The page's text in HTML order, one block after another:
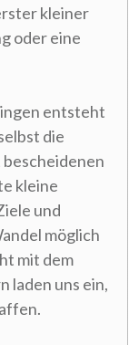
kleiner
oder eine
entsteht
die
kleine
und
möglich
mit dem
laden uns ein,